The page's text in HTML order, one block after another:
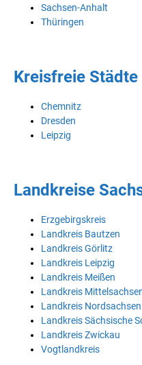
Sachsen-Anhalt
Thüringen
Kreisfreie Städte
Chemnitz
Dresden
Leipzig
Landkreise
Erzgebirgskreis
Landkreis Bautzen
Landkreis Görlitz
Landkreis Leipzig
Landkreis Meißen
Landkreis
Landkreis Nordsachsen
Landkreis Sächsische
Landkreis Zwickau
Vogtlandkreis